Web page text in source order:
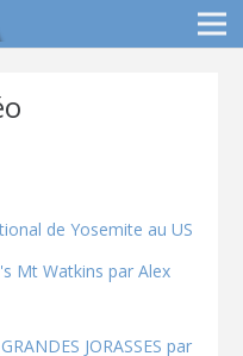
de Yosemite au US
Mt Watkins par Alex
JORASSES par